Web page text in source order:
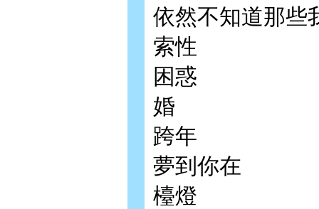
依然不知道那些
索性
困惑
婚
跨年
夢到你在
檯燈